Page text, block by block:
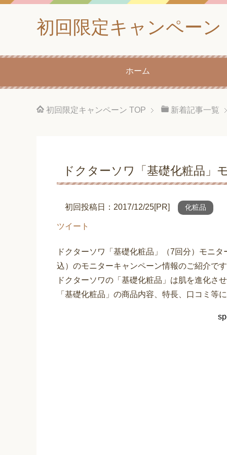
初回限定キャンペーン
ホーム
初回限定キャンペーン TOP 新着記事一覧
ドクターソワ「基礎化粧品」
初回投稿日：2017/12/25[PR] 化粧品
ツイート
ドクターソワ「基礎化粧品」（7回分）モニ
込）のモニターキャンペーン情報のご紹介で
ドクターソワの「基礎化粧品」は肌を進化さ
「基礎化粧品」の商品内容、特長、口コミ等